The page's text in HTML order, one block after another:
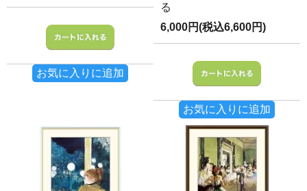
お気に入りに追加
る
6,000円(税込6,600円)
お気に入りに追加